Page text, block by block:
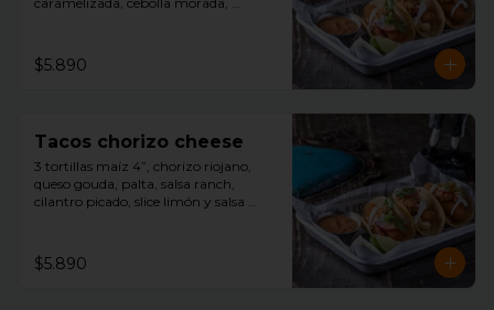
$5.890
Tacos chorizo cheese
3 tortillas maíz 4”, chorizo riojano,
queso gouda, palta, salsa ranch,
cilantro picado, slice limón y salsa
$5.890